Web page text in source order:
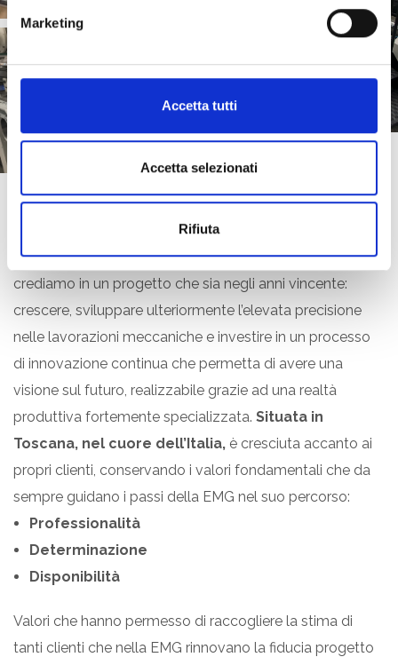
e
d
e
l
c
o
n
s
Marketing
Accetta tutti
Accetta selezionati
Rifiuta
Il nostro parco macchine è in continua evoluzione,
crediamo in un progetto che sia negli anni vincente:
crescere, sviluppare ulteriormente l’elevata precisione
nelle lavorazioni meccaniche e investire in un processo
di innovazione continua che permetta di avere una
visione sul futuro, realizzabile grazie ad una realtà
produttiva fortemente specializzata. Situata in
Toscana, nel cuore dell’Italia, è cresciuta accanto ai
propri clienti, conservando i valori fondamentali che da
sempre guidano i passi della EMG nel suo percorso:
Professionalità
Determinazione
Disponibilità
Valori che hanno permesso di raccogliere la stima di
tanti clienti che nella EMG rinnovano la fiducia progetto